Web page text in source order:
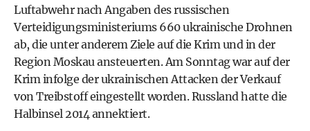
Luftabwehr nach Angaben des russischen
Verteidigungsministeriums 660 ukrainische Drohnen
ab, die unter anderem Ziele auf die Krim und in der
Region Moskau ansteuerten. Am Sonntag war auf der
Krim infolge der ukrainischen Attacken der Verkauf
von Treibstoff eingestellt worden. Russland hatte die
Halbinsel 2014 annektiert.